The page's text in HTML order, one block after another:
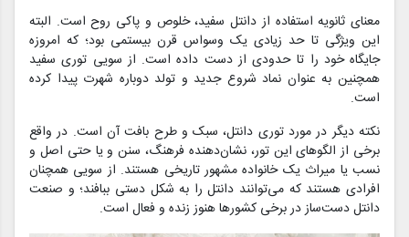
معنای ثانویه استفاده از دانتل سفید، خلوص و پاکی روح است. البته
این ویژگی تا حد زیادی یک وسواس قرن بیستمی بود؛ که امروزه
جایگاه خود را تا حدودی از دست داده است. از سویی توری سفید
همچنین به عنوان نماد شروع جدید و تولد دوباره شهرت پیدا کرده
است.
نکته دیگر در مورد توری دانتل، سبک و طرح بافت آن است. در واقع
برخی از الگوهای این تور، نشان‌دهنده فرهنگ، سنن و یا حتی اصل و
نسب یا میراث یک خانواده مشهور تاریخی هستند. از سویی همچنان
افرادی هستند که می‌توانند دانتل را به شکل دستی ببافند؛ و صنعت
دانتل دست‌ساز در برخی کشورها هنوز زنده و فعال است.